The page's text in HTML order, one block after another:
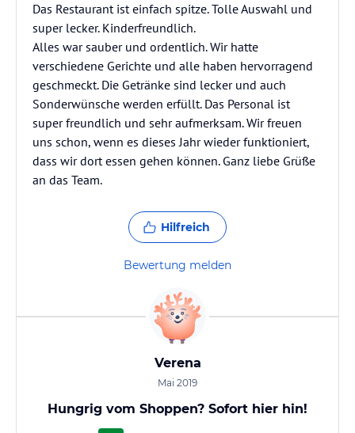
Das Restaurant ist einfach spitze. Tolle Auswahl und
super lecker. Kinderfreundlich.
Alles war sauber und ordentlich. Wir hatte
verschiedene Gerichte und alle haben hervorragend
geschmeckt. Die Getränke sind lecker und auch
Sonderwünsche werden erfüllt. Das Personal ist
super freundlich und sehr aufmerksam. Wir freuen
uns schon, wenn es dieses Jahr wieder funktioniert,
dass wir dort essen gehen können. Ganz liebe Grüße
an das Team.
Hilfreich
Bewertung melden
Verena
Mai 2019
Hungrig vom Shoppen? Sofort hier hin!